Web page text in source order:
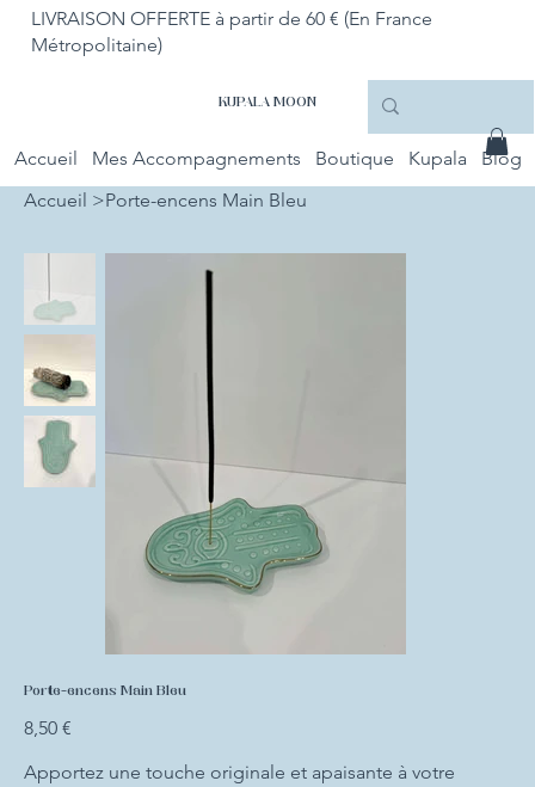
LIVRAISON OFFERTE à partir de 60 € (En France
Métropolitaine)
Accueil Mes Accompagnements Boutique Kupala Blog
KUPALA MOON
Accueil >Porte-encens Main Bleu
Porte-encens Main Bleu
Prix
8,50 €
Apportez une touche originale et apaisante à votre